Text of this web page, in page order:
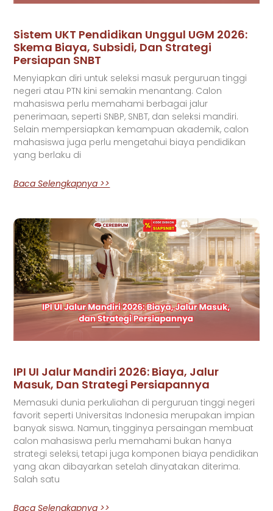
Sistem UKT Pendidikan Unggul UGM 2026:
Skema Biaya, Subsidi, Dan Strategi
Persiapan SNBT
Menyiapkan diri untuk seleksi masuk perguruan tinggi
negeri atau PTN kini semakin menantang. Calon
mahasiswa perlu memahami berbagai jalur
penerimaan, seperti SNBP, SNBT, dan seleksi mandiri.
Selain mempersiapkan kemampuan akademik, calon
mahasiswa juga perlu mengetahui biaya pendidikan
yang berlaku di
Baca Selengkapnya >>
IPI UI Jalur Mandiri 2026: Biaya, Jalur
Masuk, Dan Strategi Persiapannya
Memasuki dunia perkuliahan di perguruan tinggi negeri
favorit seperti Universitas Indonesia merupakan impian
banyak siswa. Namun, tingginya persaingan membuat
calon mahasiswa perlu memahami bukan hanya
strategi seleksi, tetapi juga komponen biaya pendidikan
yang akan dibayarkan setelah dinyatakan diterima.
Salah satu
Baca Selengkapnya >>